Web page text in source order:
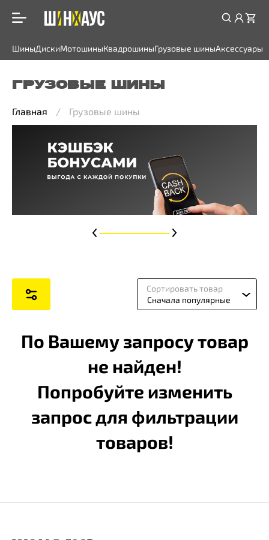
ШиныДискиМотошиныКвадрошиныГрузовые шиныАксессуары
ГРУЗОВЫЕ ШИНЫ
Главная Грузовые шины
Сортировать товар
Сначала популярные
По Вашему запросу товар
не найден!
Попробуйте изменить
запрос для фильтрации
товаров!